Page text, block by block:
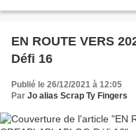
EN ROUTE VERS
Défi 16
Publié le 26/12/2021 à 12:05
Par Jo alias Scrap Ty Fingers